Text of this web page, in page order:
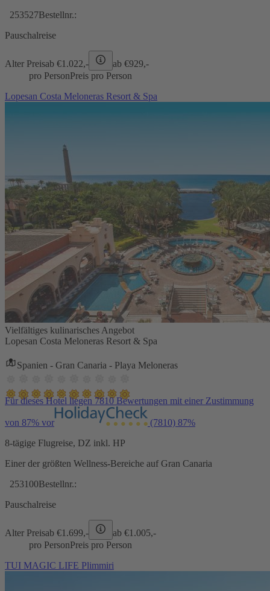
253527Bestellnr.:
Pauschalreise
Alter Preisab €1.022,- ab €929,-
pro PersonPreis pro Person
Lopesan Costa Meloneras Resort & Spa
Vielfältiges kulinarisches Angebot
Lopesan Costa Meloneras Resort & Spa
Spanien - Gran Canaria - Playa Meloneras
Für dieses Hotel liegen 7810 Bewertungen mit einer Zustimmung
von 87% vor (7810) 87%
8-tägige Flugreise, DZ inkl. HP
Einer der größten Wellness-Bereiche auf Gran Canaria
253100Bestellnr.:
Pauschalreise
Alter Preisab €1.699,- ab €1.005,-
pro PersonPreis pro Person
TUI MAGIC LIFE Plimmiri